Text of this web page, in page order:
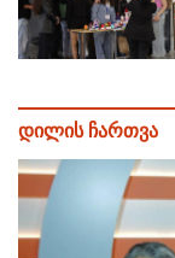
დილის ჩართვა